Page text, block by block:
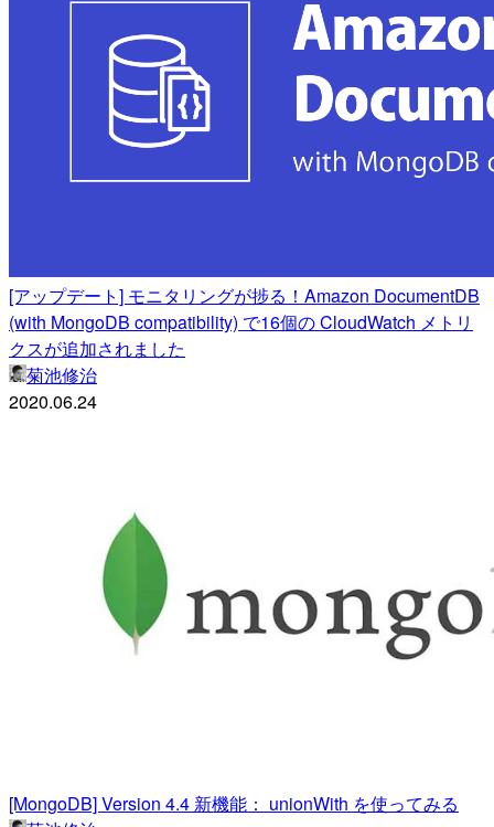
[アップデート] モニタリングが捗る！Amazon DocumentDB
(with MongoDB compatibility) で16個の CloudWatch メトリ
クスが追加されました
菊池修治
2020.06.24
[MongoDB] Version 4.4 新機能： unionWith を使ってみる